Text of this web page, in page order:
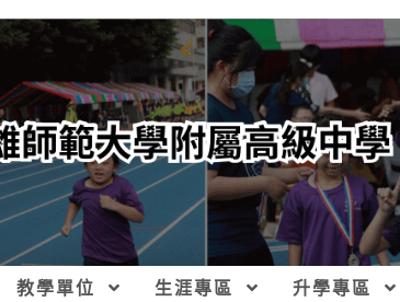
教學單位 生涯專區 升學專區